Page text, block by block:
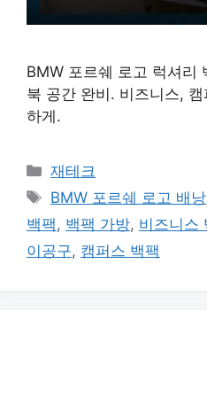
BMW 포르쉐 로고 럭셔리
북 공간 완비. 비즈니스,
하게.
카
테
리
재테크
태
그
BMW 포르쉐 로고 배낭
백팩 , 백팩 가방, 비즈니스
이공구, 캠퍼스 백팩